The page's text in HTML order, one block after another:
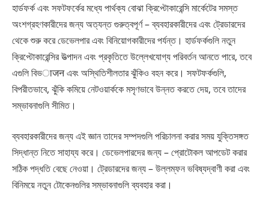
হার্ডফর্ক এবং সফটফর্কের মধ্যে পার্থক্য বোঝা ক্রিপ্টোকারেন্সি মার্কেটের সমস্ত
অংশগ্রহণকারীদের জন্য অত্যন্ত গুরুত্বপূর্ণ – ব্যবহারকারীদের এবং ট্রেডারদের
থেকে শুরু করে ডেভেলপার এবং বিনিয়োগকারীদের পর্যন্ত। হার্ডফর্কগুলি নতুন
ক্রিপ্টোকারেন্সির উত্পাদন এবং প্রকৃতিতে উল্লেখযোগ্য পরিবর্তন আনতে পারে, তবে
এগুলি বিভाजन এবং অস্থিতিশীলতার ঝুঁকিও বহন করে। সফটফর্কগুলি,
বিপরীতভাবে, ঝুঁকি কমিয়ে নেটওয়ার্ককে মসৃণভাবে উন্নত করতে দেয়, তবে তাদের
সম্ভাবনাগুলি সীমিত।
ব্যবহারকারীদের জন্য এই জ্ঞান তাদের সম্পদগুলি পরিচালনা করার সময় যুক্তিসঙ্গত
সিদ্ধান্ত নিতে সাহায্য করে। ডেভেলপারদের জন্য – প্রোটোকল আপডেট করার
সঠিক পদ্ধতি বেছে নেওয়া। ট্রেডারদের জন্য – উল্লম্ফন ভবিষ্যদ্বাণী করা এবং
বিনিময়ে নতুন টোকেনগুলির সম্ভাবনাগুলি ব্যবহার করা।